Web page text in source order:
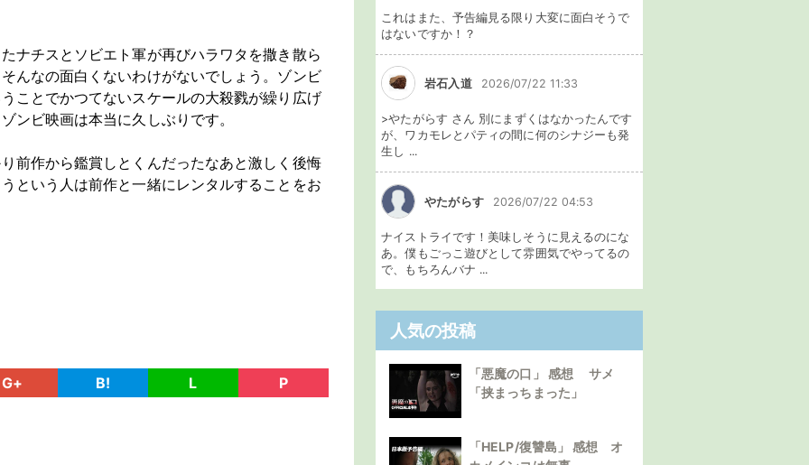
ナチスとソビエト軍が再びハラワタを撒き散ら
んなの面白くないわけがないでしょう。ゾンビ
ことでかつてないスケールの大殺戮が繰り広げ
ンビ映画は本当に久しぶりです。
前作から鑑賞しとくんだったなあと激しく後悔
という人は前作と一緒にレンタルすることをお
G+ B! L P
これはまた、予告編見る限り大変に面白そうで
はないですか！？
岩石入道 2026/07/22 11:33
>やたがらす さん 別にまずくはなかったんです
が、ワカモレとパティの間に何のシナジーも発
生し ...
やたがらす 2026/07/22 04:53
ナイストライです！美味しそうに見えるのにな
あ。僕もごっこ遊びとして雰囲気でやってるの
で、もちろんバナ ...
人気の投稿
「悪魔の口」 感想 サメ
「挟まっちまった」
「HELP/復讐島」 感想 オ